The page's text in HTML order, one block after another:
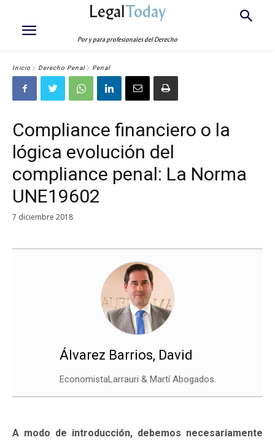
LegalToday
Por y para profesionales del Derecho
Inicio Derecho Penal Penal
Compliance financiero o la
lógica evolución del
compliance penal: La Norma
UNE19602
7 diciembre 2018
Álvarez Barrios, David
EconomistaLarrauri & Martí Abogados.
A modo de introducción, debemos necesariamente